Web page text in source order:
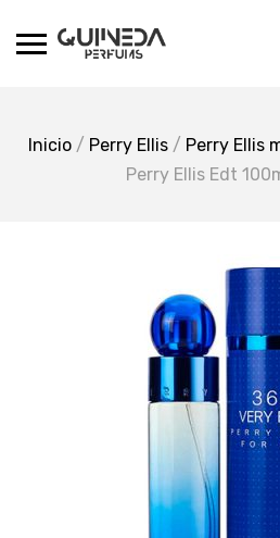
Inicio/ Perry Ellis/ Perry Ellis
Perry Ellis Edt